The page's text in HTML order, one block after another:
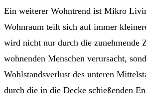
Ein weiterer Wohntrend ist Mikro
Wohnraum teilt sich auf immer
wird nicht nur durch die zunehmende
wohnenden Menschen verursacht,
Wohlstandsverlust des unteren
durch die in die Decke schießenden